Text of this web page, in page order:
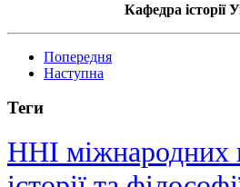
Кафедра історії
Попередня
Наступна
Теги
ННІ міжнародних